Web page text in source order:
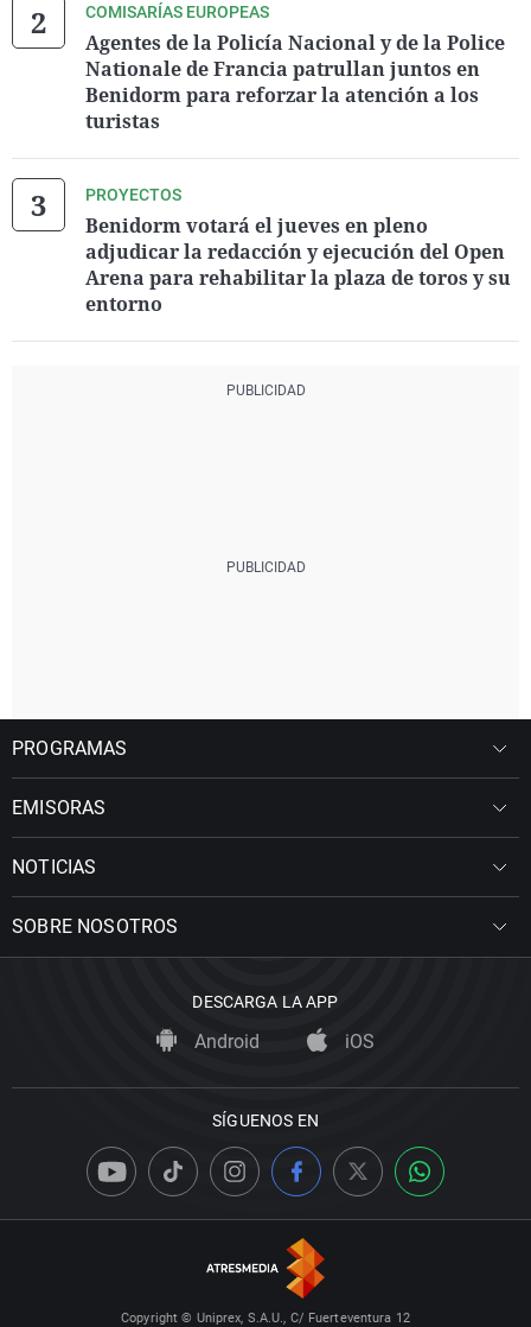
COMISARÍAS EUROPEAS
Agentes de la Policía Nacional y de la Police
Nationale de Francia patrullan juntos en
Benidorm para reforzar la atención a los
turistas
PROYECTOS
Benidorm votará el jueves en pleno
adjudicar la redacción y ejecución del Open
Arena para rehabilitar la plaza de toros y su
entorno
PROGRAMAS
EMISORAS
NOTICIAS
SOBRE NOSOTROS
DESCARGA LA APP
Android iOS
SÍGUENOS EN
Copyright © Uniprex, S.A.U., C/ Fuerteventura 12